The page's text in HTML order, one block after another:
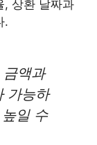
, 상환 날짜과
.
액과
가능하
일 수